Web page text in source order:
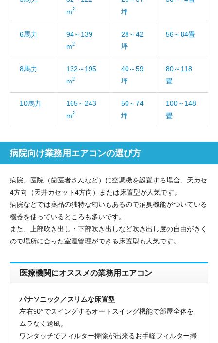
m2
坪
6馬力
94～139
m2
28～42
坪
56～84畳
8馬力
132～195
m2
40～59
坪
80～118
畳
10馬力
165～243
m2
50～74
坪
100～148
畳
病院向け業務用エアコンの選び方
病院、医院（歯医者さんなど）に空調機を設置する場合、天カセ
4方向（天井カセット4方向）または床置型が人気です。
病院などでは薬品の独特な匂いもあるので消臭機能がついている
機器を使っているところも多いです。
また、上部吹き出し・下部吹き出しなど吹き出し度の自由がきく
ので場所に合った室温管理ができる床置型も人気です。
医療機関にオススメの業務用エアコン
パナソニック／スリムな床置型
左右90°でスイングするオートスイング機能で部屋全体を
ムラなく送風。
ワンタッチでフィルター掃除が出来るお手軽フィルター掃